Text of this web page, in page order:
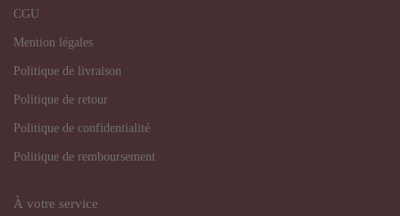
CGU
Mention légales
Politique de livraison
Politique de retour
Politique de confidentialité
Politique de remboursement
À votre service